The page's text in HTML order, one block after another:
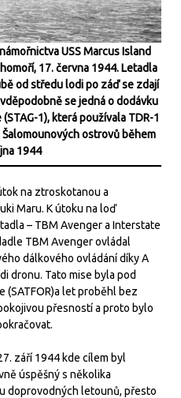
USS Marcus Island
17. června 1944. Letadla
od středu lodi po záď se zdají
se jedná o dodávku
1), která používala TDR-1
ostrovů během
1944
na ztroskotanou a
Maru. K útoku na loď
– TBM Avenger a Interstate
TBM Avenger ovládal
dálkového ovládání díky A
dronu. Tato mise byla pod
(SATFOR)a let proběhl bez
přesností a proto bylo
září 1944 kde cílem byl
úspěšný s několika
doprovodných letounů, přesto